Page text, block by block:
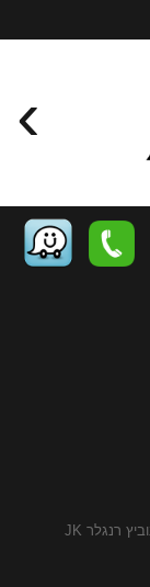
›
קטלוג ינוביץ רנגלר JK